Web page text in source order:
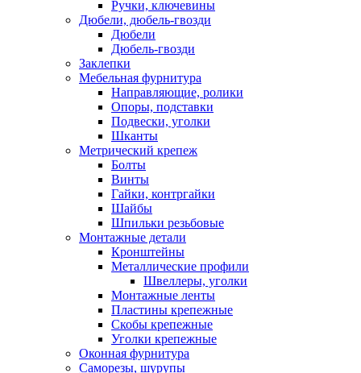
Ручки, ключевины
Дюбели, дюбель-гвозди
Дюбели
Дюбель-гвозди
Заклепки
Мебельная фурнитура
Направляющие, ролики
Опоры, подставки
Подвески, уголки
Шканты
Метрический крепеж
Болты
Винты
Гайки, контргайки
Шайбы
Шпильки резьбовые
Монтажные детали
Кронштейны
Металлические профили
Швеллеры, уголки
Монтажные ленты
Пластины крепежные
Скобы крепежные
Уголки крепежные
Оконная фурнитура
Саморезы, шурупы